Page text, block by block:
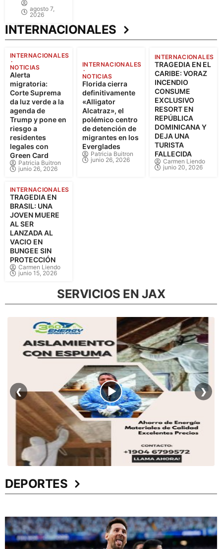
agosto 7,
2026
INTERNACIONALES
INTERNACIONALES
NOTICIAS
Alerta
migratoria:
Corte Suprema
da luz verde a la
agenda de
Trump y pone en
riesgo a
residentes
legales con
Green Card
Patricia Buitron
junio 26, 2026
INTERNACIONALES
NOTICIAS
Florida cierra
definitivamente
«Alligator
Alcatraz», el
polémico centro
de detención de
migrantes en los
Everglades
Patricia Buitron
junio 26, 2026
INTERNACIONALES
TRAGEDIA EN EL
CARIBE: VORAZ
INCENDIO
CONSUME
EXCLUSIVO
RESORT EN
REPÚBLICA
DOMINICANA Y
DEJA UNA
TURISTA
FALLECIDA
Carmen Liendo
junio 20, 2026
INTERNACIONALES
TRAGEDIA EN
BRASIL: UNA
JOVEN MUERE
AL SER
LANZADA AL
VACIO EN
BUNGEE SIN
PROTECCIÓN
Carmen Liendo
junio 15, 2026
SERVICIOS EN JAX
❮ ❯
DEPORTES